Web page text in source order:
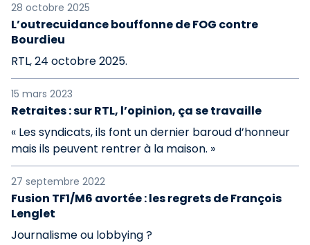
28 octobre 2025
L’outrecuidance bouffonne de FOG contre
Bourdieu
RTL, 24 octobre 2025.
15 mars 2023
Retraites : sur RTL, l’opinion, ça se travaille
« Les syndicats, ils font un dernier baroud d’honneur
mais ils peuvent rentrer à la maison. »
27 septembre 2022
Fusion TF1/M6 avortée : les regrets de François
Lenglet
Journalisme ou lobbying ?